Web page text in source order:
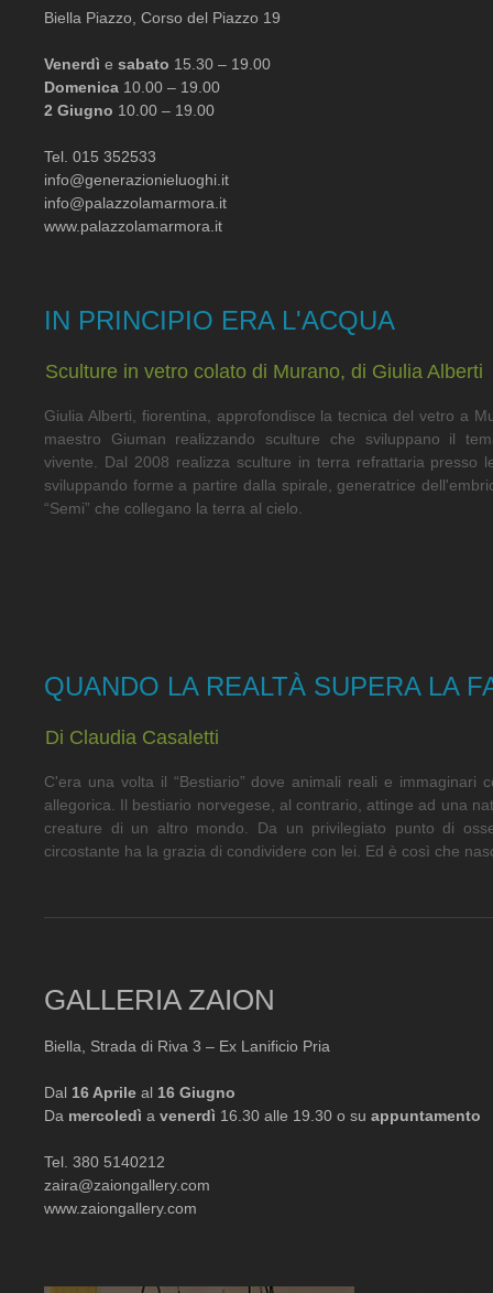
Biella Piazzo, Corso del Piazzo 19
Venerdì e sabato 15.30 – 19.00
Domenica 10.00 – 19.00
2 Giugno 10.00 – 19.00
Tel. 015 352533
info@generazionieluoghi.it
info@palazzolamarmora.it
www.palazzolamarmora.it
IN PRINCIPIO ERA L'ACQUA
Sculture in vetro colato di Murano, di Giulia Alberti
Giulia Alberti, fiorentina, approfondisce la tecnica del vetro a
maestro Giuman realizzando sculture che sviluppano il
vivente. Dal 2008 realizza sculture in terra refrattaria presso
sviluppando forme a partire dalla spirale, generatrice
“Semi” che collegano la terra al cielo.
QUANDO LA REALTÀ SUPERA LA
Di Claudia Casaletti
C'era una volta il “Bestiario” dove animali reali e immaginari
allegorica. Il bestiario norvegese, al contrario, attinge ad una
creature di un altro mondo. Da un privilegiato punto di
circostante ha la grazia di condividere con lei. Ed è così che
GALLERIA ZAION
Biella, Strada di Riva 3 – Ex Lanificio Pria
Dal 16 Aprile al 16 Giugno
Da mercoledì a venerdì 16.30 alle 19.30 o su appuntamento
Tel. 380 5140212
zaira@zaiongallery.com
www.zaiongallery.com